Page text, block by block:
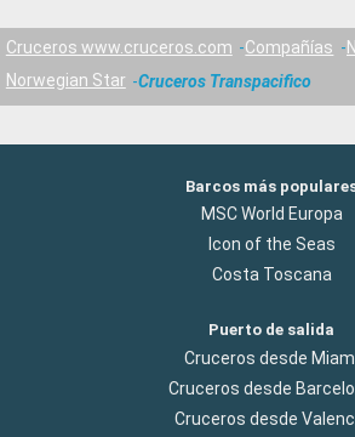
Cruceros www.cruceros.com Compañías
Norwegian Star
Cruceros Transpacifico
Barcos más
MSC World Europa
Icon of the Seas
Costa Toscana
Puerto de salida
Cruceros desde
Cruceros desde
Cruceros desde